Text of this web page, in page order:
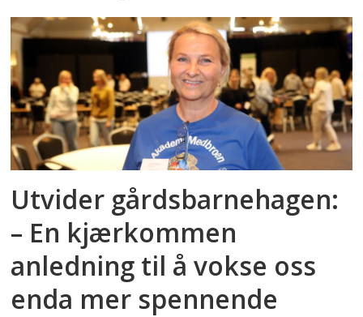
Utvider gårdsbarnehagen:
– En kjærkommen
anledning til å vokse oss
enda mer spennende